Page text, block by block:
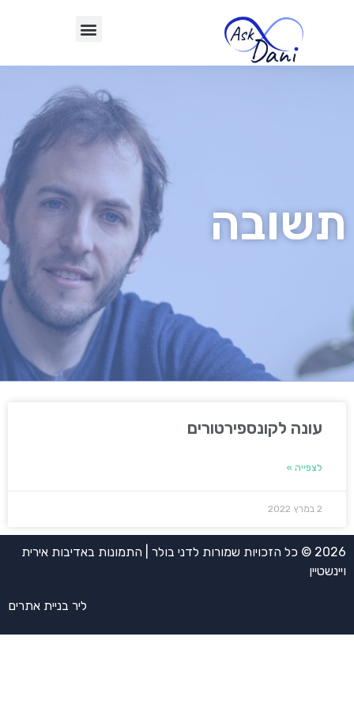
תשובה
עונה לקונספירטורים
לצפייה »
2 במרץ 2022
2026 © כל הזכויות שמורות לדני בולר | התמונות באדיבות אירית
ויינשטיין
ליר בניית אתרים